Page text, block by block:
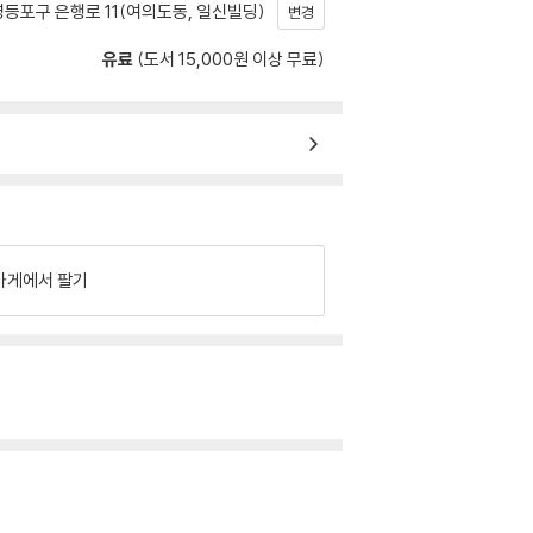
포구 은행로 11(여의도동, 일신빌딩) 변경
유료 (도서 15,000원 이상 무료)
게에서 팔기